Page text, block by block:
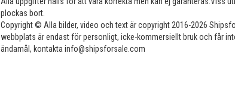
plockas bort.
Copyright © Alla bilder, video och text är copyright 2016-2026
webbplats är endast för personligt, icke-kommersiellt bruk och får
ändamål, kontakta info@shipsforsale.com